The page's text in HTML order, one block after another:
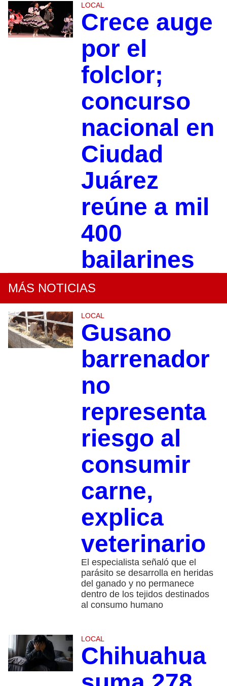
LOCAL
Crece auge
por el
folclor;
concurso
nacional en
Ciudad
Juárez
reúne a mil
400
bailarines
MÁS NOTICIAS
LOCAL
Gusano
barrenador
no
representa
riesgo al
consumir
carne,
explica
veterinario
El especialista señaló que el
parásito se desarrolla en heridas
del ganado y no permanece
dentro de los tejidos destinados
al consumo humano
LOCAL
Chihuahua